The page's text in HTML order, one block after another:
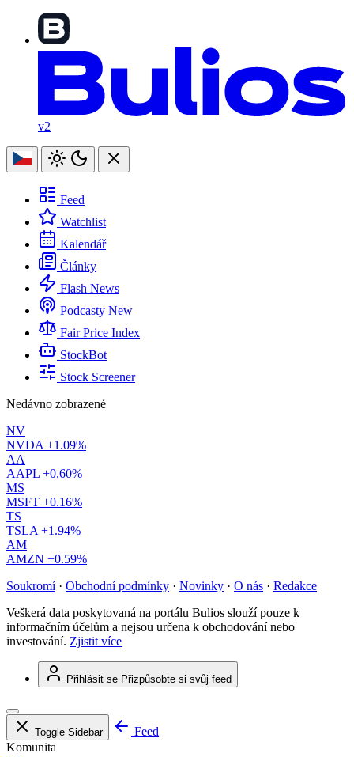
v2
Feed
Watchlist
Kalendář
Články
Flash News
Podcasty New
Fair Price Index
StockBot
Stock Screener
Nedávno zobrazené
NV
NVDA +1.09%
AA
AAPL +0.60%
MS
MSFT +0.16%
TS
TSLA +1.94%
AM
AMZN +0.59%
Soukromí · Obchodní podmínky · Novinky · O nás · Redakce
Veškerá data poskytovaná na portálu Bulios slouží pouze k
informačním účelům a nejsou určena k obchodování nebo
investování. Zjistit více
Přihlásit se Přizpůsobte si svůj feed
Toggle Sidebar
Feed
Komunita